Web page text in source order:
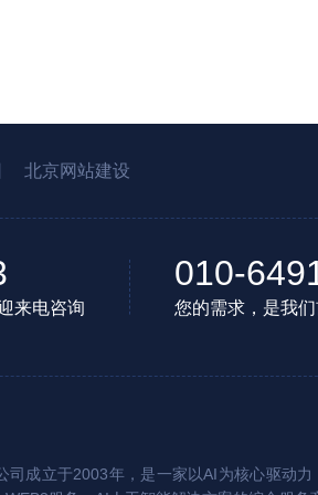
北京网站建设
来电咨询
010-
您的需求，是我
司成立于2003年，是一家以AI为核心驱动力